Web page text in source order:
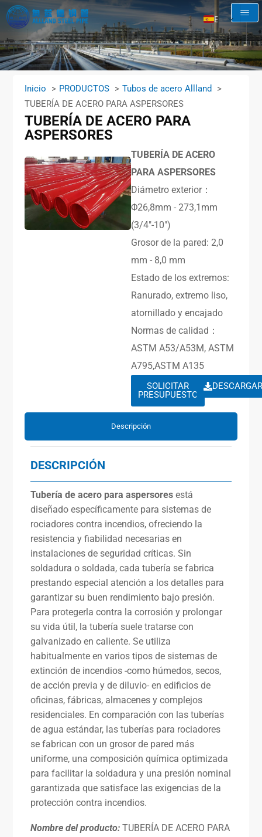
ES
EN
AR
Inicio PRODUCTOS
Tubos de acero Allland
TUBERÍA DE ACERO PARA ASPERSORES
TUBERÍA DE ACERO PARA
ASPERSORES
TUBERÍA DE ACERO
PARA ASPERSORES
Diámetro exterior：
Φ26,8mm - 273,1mm
(3/4″-10″)
Grosor de la pared: 2,0
mm - 8,0 mm
Estado de los extremos:
Ranurado, extremo liso,
atornillado y encajado
Normas de calidad：
ASTM A53/A53M, ASTM
A795,ASTM A135
SOLICITAR
PRESUPUESTO
Descripción
DESCRIPCIÓN
Tubería de acero para aspersores está
diseñado específicamente para sistemas de
rociadores contra incendios, ofreciendo la
resistencia y fiabilidad necesarias en
instalaciones de seguridad críticas. Sin
soldadura o soldada, cada tubería se fabrica
prestando especial atención a los detalles para
garantizar su buen rendimiento bajo presión.
Para protegerla contra la corrosión y prolongar
su vida útil, la tubería suele tratarse con
galvanizado en caliente. Se utiliza
habitualmente en varios tipos de sistemas de
extinción de incendios -como húmedos, secos,
de acción previa y de diluvio- en edificios de
oficinas, fábricas, almacenes y complejos
residenciales. En comparación con las tuberías
de agua estándar, las tuberías para rociadores
se fabrican con un grosor de pared más
uniforme, una composición química optimizada
para facilitar la soldadura y una presión nominal
garantizada que satisface las exigencias de la
protección contra incendios.
Nombre del producto:TUBERÍA DE ACERO PARA